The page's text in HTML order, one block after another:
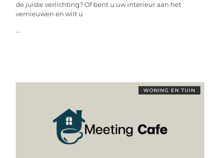
de juiste verlichting? Of bent u uw interieur aan het
vernieuwen en wilt u
...
WONING EN TUIN